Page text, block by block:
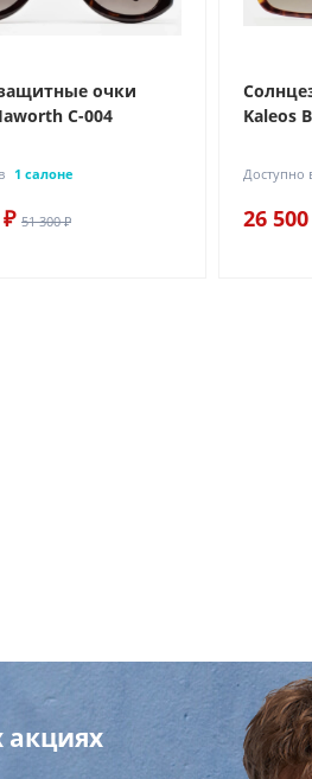
очки
C-004
1 салоне
51 300 ₽
Kaleos
Доступно
26